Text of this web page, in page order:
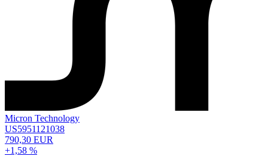
Micron Technology
US5951121038
790,30 EUR
+1,58 %